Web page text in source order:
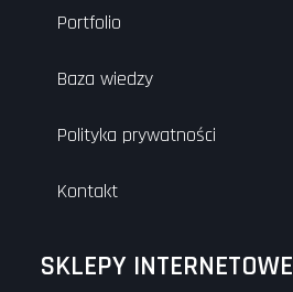
Portfolio
Baza wiedzy
Polityka prywatności
Kontakt
SKLEPY INTERNETOWE